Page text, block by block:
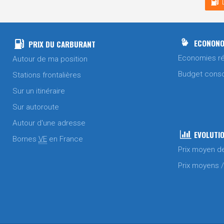
PRIX DU CARBURANT
Autour de ma position
Stations frontalières
Sur un itinéraire
Sur autoroute
Autour d'une adresse
Bornes VE en France
Economies
Budget
Prix moyen
Prix moyens